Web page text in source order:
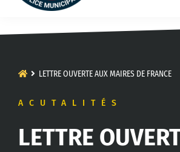
LETTRE OUVERTE AUX MAIRES DE FRANCE
ACUTALITÉS
LETTRE